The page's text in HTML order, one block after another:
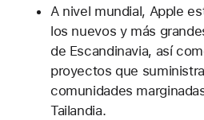
A nivel mundial, Apple
los nuevos y más
de Escandinavia, así
proyectos que
comunidades
Tailandia.